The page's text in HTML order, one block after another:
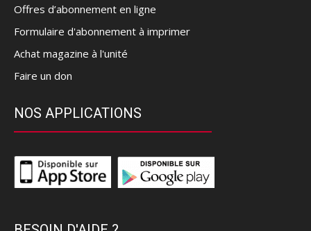
Offres d’abonnement en ligne
Formulaire d'abonnement à imprimer
Achat magazine à l'unité
Faire un don
NOS APPLICATIONS